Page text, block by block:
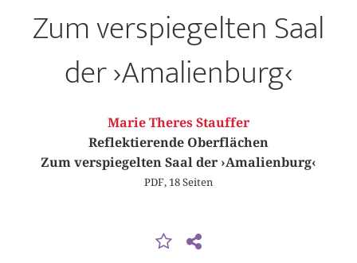
Zum verspiegelten Saal
der ›Amalienburg‹
Marie Theres Stauffer
Reflektierende Oberflächen
Zum verspiegelten Saal der ›Amalienburg‹
PDF, 18 Seiten